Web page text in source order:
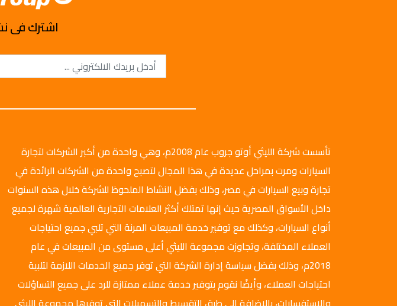
اشترك فى
تأسست شركة الليثي أوتو جروب عام 2008م، وهي واحدة من أكبر الشركات لتجارة
السيارات ومرت بمراحل عديدة في هذا المجال لتصبح واحدة من الشركات الرائدة في
تجارة وبيع السيارات في مصر، وذلك بفضل النشاط الملحوظ للشركة خلال هذه السنوات
داخل الأسواق المصرية حيث إنها تمتلك أكثر العلامات التجارية العالمية شهرة لجميع
أنواع السيارات، وكذلك مع توفير خدمة المبيعات المرنة التي تلبي جميع احتياجات
العملاء المختلفة، وتجاوزت مجموعة الليثي أعلى مستوى من المبيعات في عام
2018م، وذلك بفضل سياسة إدارة الشركة التي توفر جميع الخدمات اللازمة لتلبية
احتياجات العملاء، وأيضًا نقوم بتوفير خدمة عملاء ممتازة للرد على جميع التساؤلات